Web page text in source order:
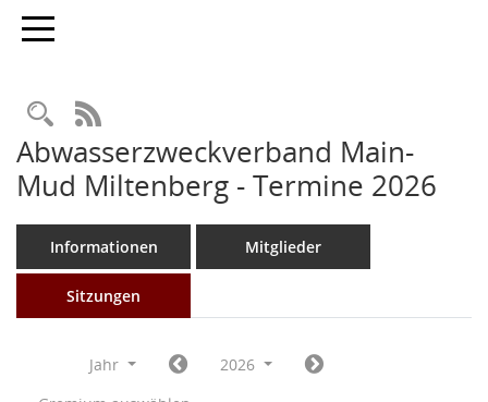
Toggle navigation
Rechercheauswahl
RSS-Feed
Abwasserzweckverband Main-
Mud Miltenberg - Termine 2026
Informationen Mitglieder
Sitzungen
Jahr
2026